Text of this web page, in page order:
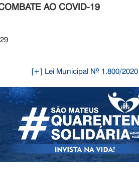
AO COVID-19
[+] Lei Municipal Nº 1.800/2020